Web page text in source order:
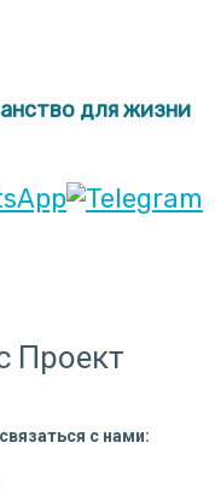
для жизни
Проект
с нами: